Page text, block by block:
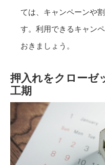
ては、キャンペーンや
す。利用できるキャン
おきましょう。
押入れをクローゼ
工期